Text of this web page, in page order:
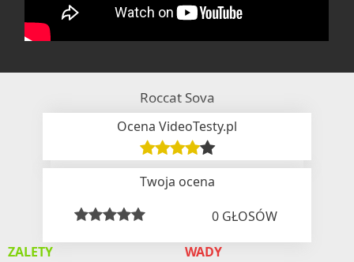
Roccat Sova
Ocena VideoTesty.pl
Twoja ocena
0GŁOSÓW
ZALETY WADY